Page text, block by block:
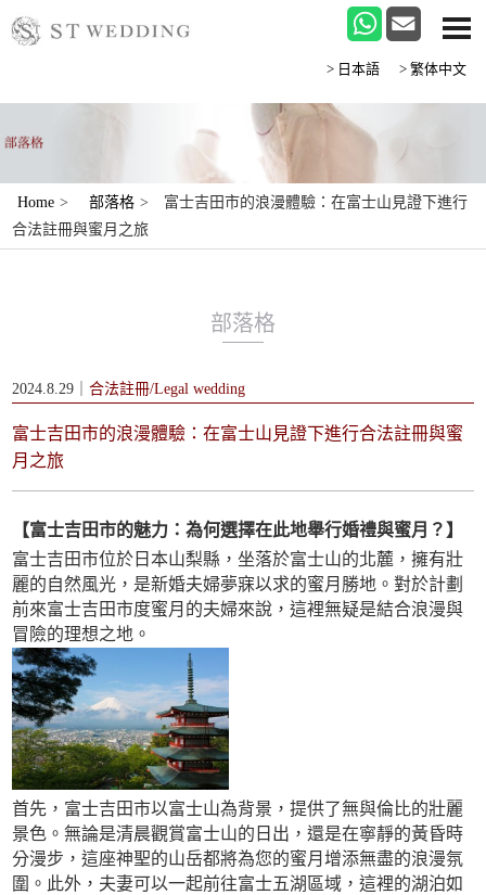
>日本語 >繁体中文
Home > 部落格 >
富士吉田市的浪漫體驗：在富士山見證下進行
合法註冊與蜜月之旅
部落格
2024.8.29｜合法註冊/Legal wedding
富士吉田市的浪漫體驗：在富士山見證下進行合法註冊與蜜
月之旅
【富士吉田市的魅力：為何選擇在此地舉行婚禮與蜜月？】
富士吉田市位於日本山梨縣，坐落於富士山的北麓，擁有壯
麗的自然風光，是新婚夫婦夢寐以求的蜜月勝地。對於計劃
前來富士吉田市度蜜月的夫婦來說，這裡無疑是結合浪漫與
冒險的理想之地。
首先，富士吉田市以富士山為背景，提供了無與倫比的壯麗
景色。無論是清晨觀賞富士山的日出，還是在寧靜的黃昏時
分漫步，這座神聖的山岳都將為您的蜜月增添無盡的浪漫氛
圍。此外，夫妻可以一起前往富士五湖區域，這裡的湖泊如